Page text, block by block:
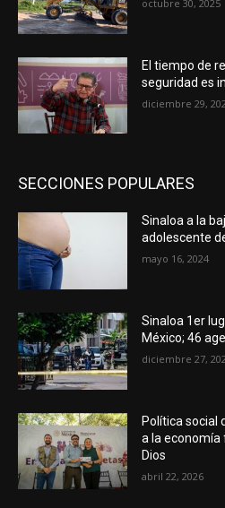
octubre 30, 2025
El tiempo de
seguridad es
diciembre 29,
SECCIONES POPULARES
Sinaloa a la
adolescente
mayo 16, 2024
Sinaloa 1er
México; 46
diciembre 27,
Política social
a la economía
Dios
abril 22, 2026